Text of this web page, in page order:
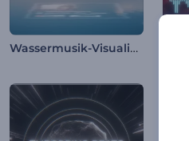
Wassermusik-Visualisierer